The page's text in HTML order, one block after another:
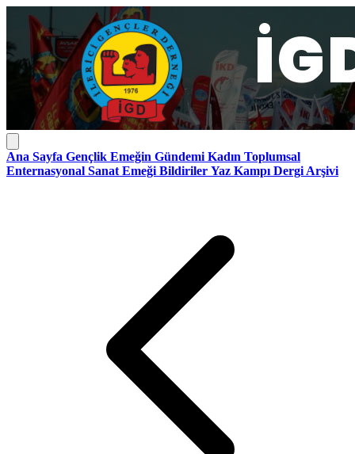
Ana Sayfa Gençlik Emeğin Gündemi Kadın Toplumsal
Enternasyonal Sanat Emeği Bildiriler Yaz Kampı Dergi Arşivi